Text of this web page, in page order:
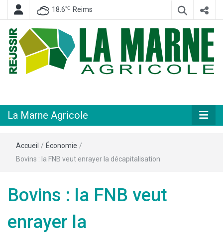
18.6℃ Reims
Agricole
La Marne Agricole
Accueil / Économie /
Bovins : la FNB veut enrayer la décapitalisation
Bovins : la FNB veut
enrayer la